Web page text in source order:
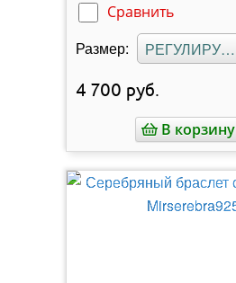
Сравнить
Размер: РЕГУЛИРУЕМЫЙ
4 700 руб.
В корзину